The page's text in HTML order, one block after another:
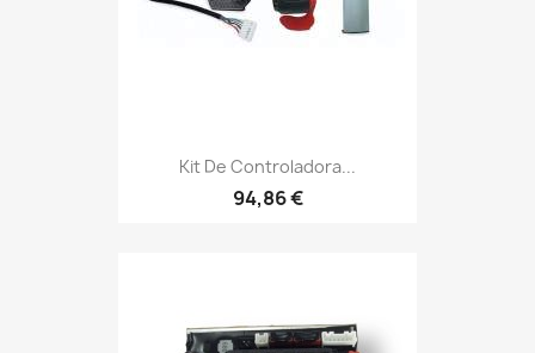
Kit De Controladora...
94,86 €